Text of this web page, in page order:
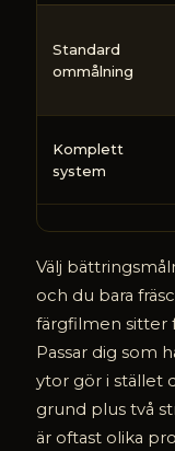
färgvolymen,
antal
strykningar
angivet
Standard
ommålning
Komplett
system
Välj
och du bara
färgfilmen sitter
Passar dig som
ytor gör i stället
grund plus två
är oftast olika